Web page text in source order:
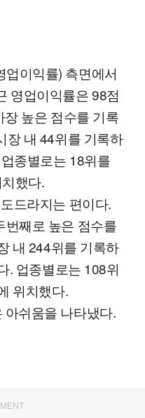
이익률) 측면에서
영업이익률은 98점
높은 점수를 기록
장 내 44위를 기록하
종별로는 18위를
했다.
드라지는 편이다.
번째로 높은 점수를
내 244위를 기록하
. 업종별로는 108위
위치했다.
쉬움을 나타냈다.